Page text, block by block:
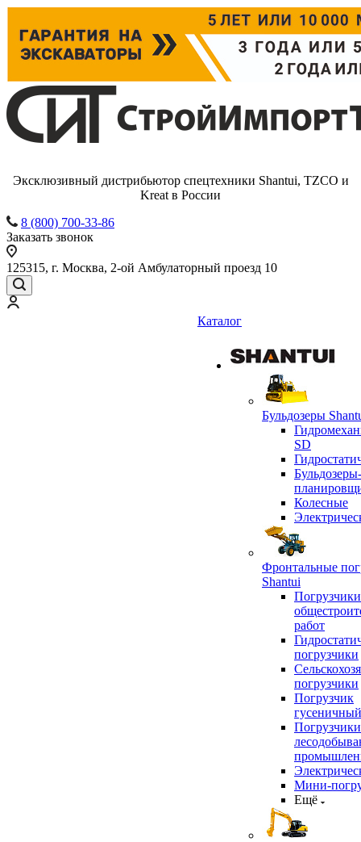
Эксклюзивный дистрибьютор спецтехники Shantui, TZCO и
Kreat в России
8 (800) 700-33-86
Заказать звонок
125315, г. Москва, 2-ой Амбулаторный проезд 10
Каталог
Бульдозеры
SD
Бульдозеры-
Колесные
Фронтальные
Shantui
работ
погрузчики
погрузчики
Погрузчик
гусеничный
Мини-
Ещё